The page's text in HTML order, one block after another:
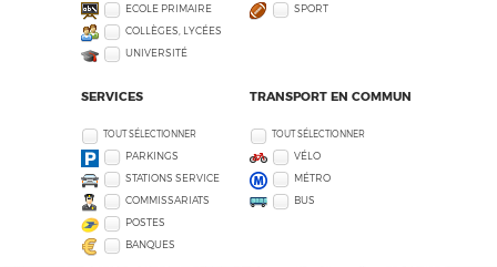
ECOLE PRIMAIRE
COLLÈGES, LYCÉES
UNIVERSITÉ
SPORT
SERVICES
TOUT SÉLECTIONNER
PARKINGS
STATIONS SERVICE
COMMISSARIATS
POSTES
BANQUES
TRANSPORT EN COMMUN
TOUT SÉLECTIONNER
VÉLO
MÉTRO
BUS